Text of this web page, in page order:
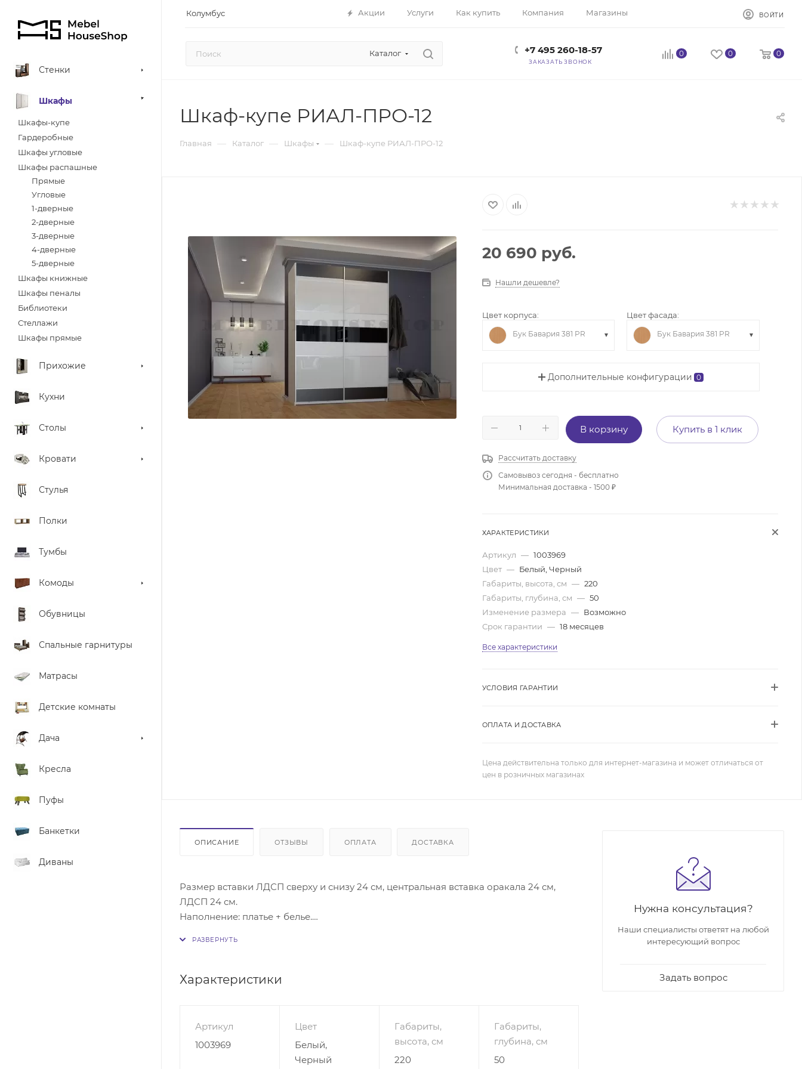
Колумбус Акции Услуги Как купить Компания Магазины ВОЙТИ
Каталог +7 495 260-18-57
ЗАКАЗАТЬ ЗВОНОК
0 0 0
Стенки
Шкафы
Шкафы-купе
Гардеробные
Шкафы угловые
Шкафы распашные
Прямые
Угловые
1-дверные
2-дверные
3-дверные
4-дверные
5-дверные
Шкафы книжные
Шкафы пеналы
Библиотеки
Стеллажи
Шкафы прямые
Прихожие
Кухни
Столы
Кровати
Стулья
Полки
Тумбы
Комоды
Обувницы
Спальные гарнитуры
Матрасы
Детские комнаты
Дача
Кресла
Пуфы
Банкетки
Диваны
Шкаф-купе РИАЛ-ПРО-12
Главная — Каталог — Шкафы — Шкаф-купе РИАЛ-ПРО-12
20 690 руб.
Нашли дешевле?
Цвет корпуса:
Бук Бавария 381 PR
Цвет фасада:
Бук Бавария 381 PR
Дополнительные конфигурации 0
В корзину Купить в 1 клик
Рассчитать доставку
Самовывоз сегодня - бесплатно
Минимальная доставка - 1500 ₽
ХАРАКТЕРИСТИКИ
Артикул — 1003969
Цвет — Белый, Черный
Габариты, высота, см — 220
Габариты, глубина, см — 50
Изменение размера — Возможно
Срок гарантии — 18 месяцев
Все характеристики
УСЛОВИЯ ГАРАНТИИ
ОПЛАТА И ДОСТАВКА
Цена действительна только для интернет-магазина и может отличаться от
цен в розничных магазинах
ОПИСАНИЕ ОТЗЫВЫ ОПЛАТА ДОСТАВКА
Размер вставки ЛДСП сверху и снизу 24 см, центральная вставка оракала 24 см,
ЛДСП 24 см.
Наполнение: платье + белье.
материала ЛДСП. Обязательно предусмотрено наличие стяжечной системы, к
которой зафиксированы полки и штанга. Система раздвижных дверей
обеспечивает мягкое, плавное, бесшумное скольжение. Данная модель красиво
займёт место в спальне, гостиной, просторной прихожей. Если Вы мечтаете со
Характеристики
Артикул
1003969
Цвет
Белый,
Черный
Габариты,
высота, см
220
Габариты,
глубина, см
50
Нужна консультация?
Наши специалисты ответят на любой
интересующий вопрос
Задать вопрос